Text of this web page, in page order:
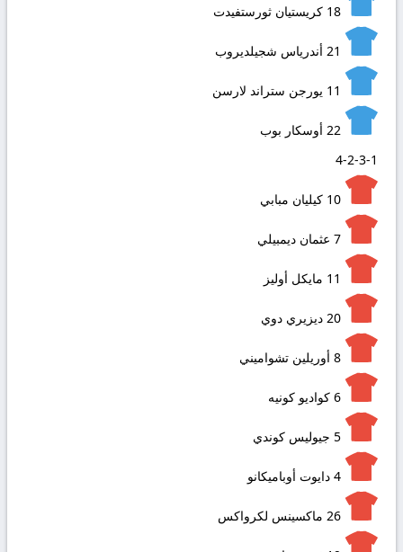
18 كريستيان ثورستفيدت
21 أندرياس شجيلديروب
11 يورجن ستراند لارسن
22 أوسكار بوب
4-2-3-1
10 كيليان مبابي
7 عثمان ديمبيلي
11 مايكل أوليز
20 ديزيري دوي
8 أوريلين تشواميني
6 كواديو كونيه
5 جيوليس كوندي
4 دايوت أوباميكانو
26 ماكسينس لكرواكس